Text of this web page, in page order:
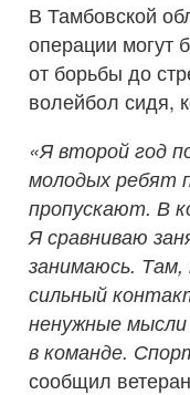
В Тамбовской
операции могут
от борьбы до
волейбол сидя,
«Я второй год
молодых ребят
пропускают. В
Я сравниваю
занимаюсь. Там,
сильный
ненужные
в команде.
сообщил